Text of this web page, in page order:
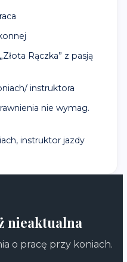
Rączka” z pasją
instruktora
nie wymag.
instruktor jazdy
nieaktualna
o pracę przy koniach.